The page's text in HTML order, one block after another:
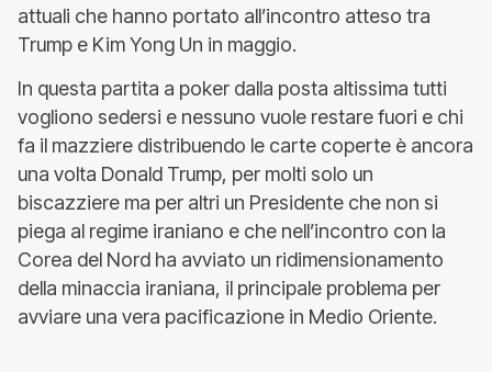
attuali che hanno portato all’incontro atteso tra
Trump e Kim Yong Un in maggio.
In questa partita a poker dalla posta altissima tutti
vogliono sedersi e nessuno vuole restare fuori e chi
fa il mazziere distribuendo le carte coperte è ancora
una volta Donald Trump, per molti solo un
biscazziere ma per altri un Presidente che non si
piega al regime iraniano e che nell’incontro con la
Corea del Nord ha avviato un ridimensionamento
della minaccia iraniana, il principale problema per
avviare una vera pacificazione in Medio Oriente.